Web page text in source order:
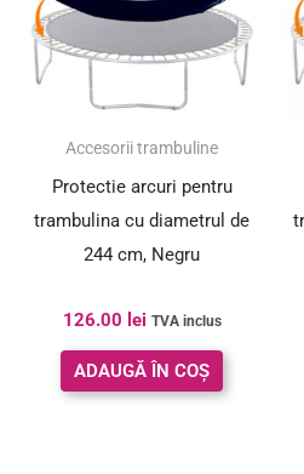
Accesorii trambuline
Protectie arcuri pentru
trambulina cu diametrul de
244 cm, Negru
126.00 lei TVA inclus
ADAUGĂ ÎN COȘ